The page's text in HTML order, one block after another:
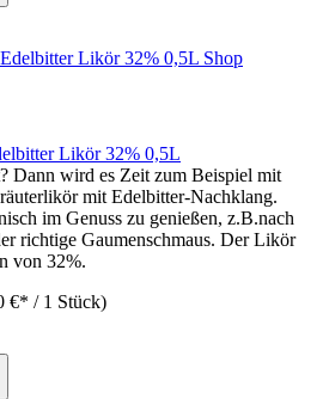
Likör 32% 0,5L
Dann wird es Zeit zum Beispiel mit
mit Edelbitter-Nachklang.
im Genuss zu genießen, z.B.nach
richtige Gaumenschmaus. Der Likör
von 32%.
€* / 1 Stück)